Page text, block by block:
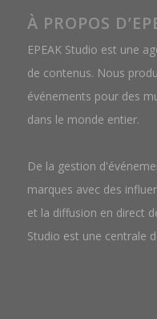
À PROPOS
EPEAK Studio est une
de contenus. Nous
événements pour des
dans le monde entier.
De la gestion
marques avec des
et la diffusion en direct
Studio est une centrale